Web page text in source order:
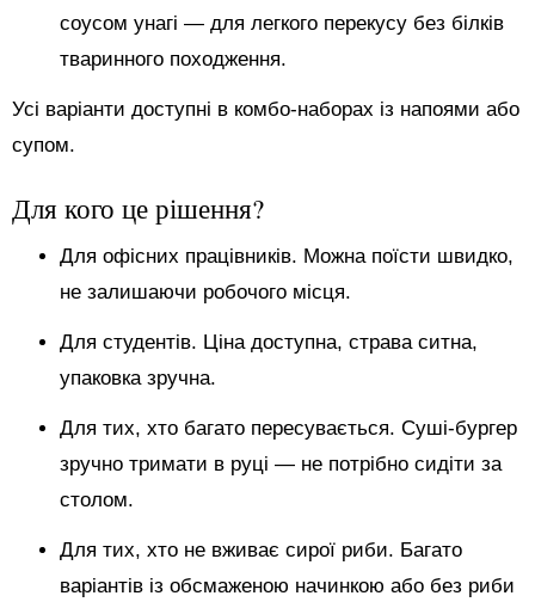
соусом унагі — для легкого перекусу без білків
тваринного походження.
Усі варіанти доступні в комбо-наборах із напоями або
супом.
Для кого це рішення?
Для офісних працівників. Можна поїсти швидко,
не залишаючи робочого місця.
Для студентів. Ціна доступна, страва ситна,
упаковка зручна.
Для тих, хто багато пересувається. Суші-бургер
зручно тримати в руці — не потрібно сидіти за
столом.
Для тих, хто не вживає сирої риби. Багато
варіантів із обсмаженою начинкою або без риби